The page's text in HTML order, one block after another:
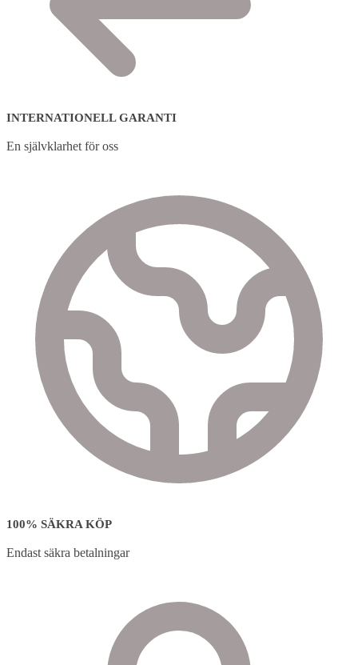
INTERNATIONELL GARANTI
En självklarhet för oss
100% SÄKRA KÖP
Endast säkra betalningar